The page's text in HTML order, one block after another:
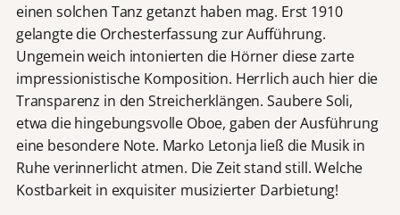
einen solchen Tanz getanzt haben mag. Erst 1910
gelangte die Orchesterfassung zur Aufführung.
Ungemein weich intonierten die Hörner diese zarte
impressionistische Komposition. Herrlich auch hier die
Transparenz in den Streicherklängen. Saubere Soli,
etwa die hingebungsvolle Oboe, gaben der Ausführung
eine besondere Note. Marko Letonja ließ die Musik in
Ruhe verinnerlicht atmen. Die Zeit stand still. Welche
Kostbarkeit in exquisiter musizierter Darbietung!